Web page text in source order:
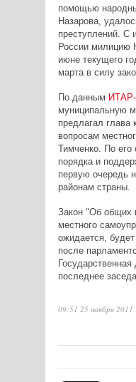
помощью
Назарова,
преступлений. С
России милицию
июне текущего
марта в силу
По данным
муниципальную
предлагал глава
вопросам
Тимченко. По
порядка и
первую очередь
районам страны.
Закон "Об общих
местного
ожидается,
после
последнее
09:51 25 ноября 2011